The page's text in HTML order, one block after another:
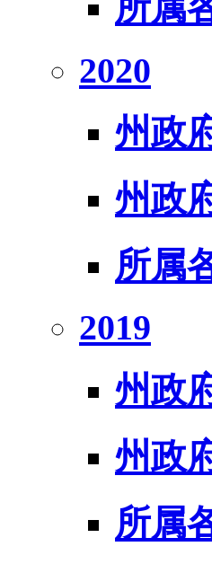
2020
州政
州政
所属
2019
州政
州政
所属